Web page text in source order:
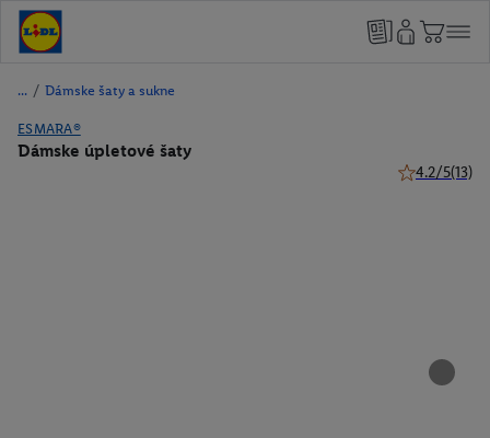
/ Dámske šaty a sukne
ESMARA®
Dámske úpletové šaty
4.2/5(13)